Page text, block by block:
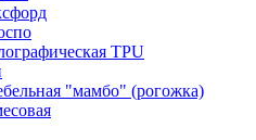
TPU
"мамбо" (рогожка)